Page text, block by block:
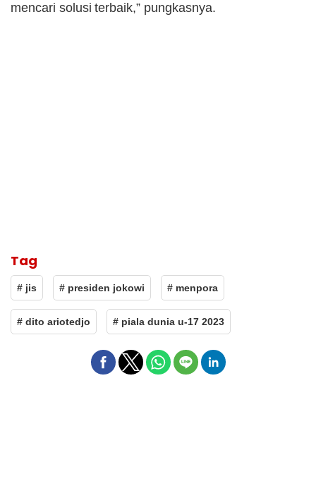
mencari solusi terbaik,” pungkasnya.
Tag
# jis # presiden jokowi # menpora
# dito ariotedjo # piala dunia u-17 2023